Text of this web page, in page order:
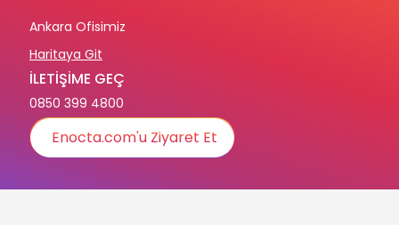
Ankara Ofisimiz
Haritaya Git
İLETİŞİME GEÇ
0850 399 4800
Enocta.com'u Ziyaret Et